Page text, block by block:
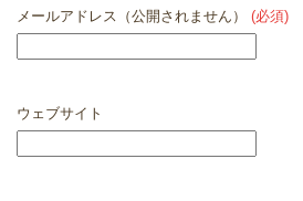
メールアドレス（公開されません） (必須)
ウェブサイト